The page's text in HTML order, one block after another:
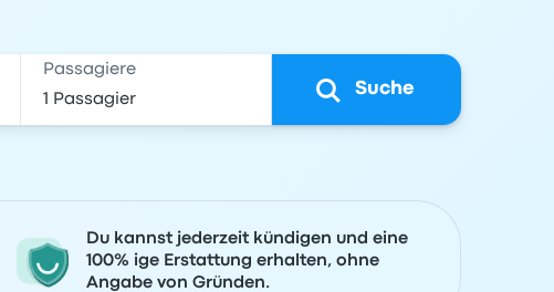
Passagiere
Suche
Du kannst jederzeit kündigen und eine
100% ige Erstattung erhalten, ohne
Angabe von Gründen.